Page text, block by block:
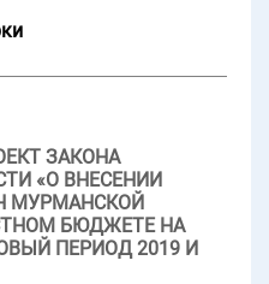
ЗАКОНА
«О ВНЕСЕНИИ
МУРМАНСКОЙ
БЮДЖЕТЕ НА
ПЕРИОД 2019 И